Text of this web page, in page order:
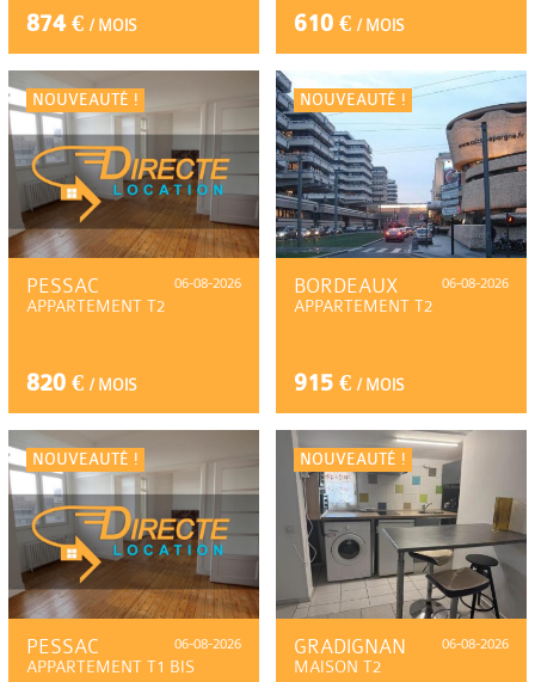
874 € / MOIS 610 € / MOIS
NOUVEAUTÉ !
06-08-2026
PESSAC
APPARTEMENT T2
820 € / MOIS
NOUVEAUTÉ !
06-08-2026
BORDEAUX
APPARTEMENT T2
915 € / MOIS
NOUVEAUTÉ !
06-08-2026
PESSAC
APPARTEMENT T1 BIS
NOUVEAUTÉ !
06-08-2026
GRADIGNAN
MAISON T2